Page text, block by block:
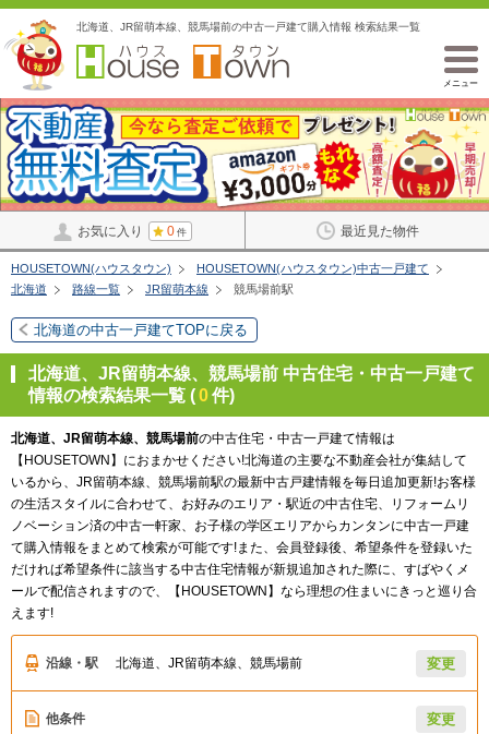
北海道、JR留萌本線、競馬場前の中古一戸建て購入情報 検索結果一覧
メニュー
お気に入り 0 件 最近見た物件
HOUSETOWN(ハウスタウン)
HOUSETOWN(ハウスタウン)中古一戸建て
北海道
路線一覧 JR留萌本線 競馬場前駅
北海道の中古一戸建てTOPに戻る
北海道、JR留萌本線、競馬場前 中古住宅・中古一戸建て
情報の検索結果一覧 (0件)
北海道、JR留萌本線、競馬場前の中古住宅・中古一戸建て情報は
【HOUSETOWN】におまかせください!北海道の主要な不動産会社が集結して
いるから、JR留萌本線、競馬場前駅の最新中古戸建情報を毎日追加更新!お客様
の生活スタイルに合わせて、お好みのエリア・駅近の中古住宅、リフォームリ
ノベーション済の中古一軒家、お子様の学区エリアからカンタンに中古一戸建
て購入情報をまとめて検索が可能です!また、会員登録後、希望条件を登録いた
だければ希望条件に該当する中古住宅情報が新規追加された際に、すばやくメ
ールで配信されますので、【HOUSETOWN】なら理想の住まいにきっと巡り合
えます!
沿線・駅 北海道、JR留萌本線、競馬場前 変更
他条件 変更